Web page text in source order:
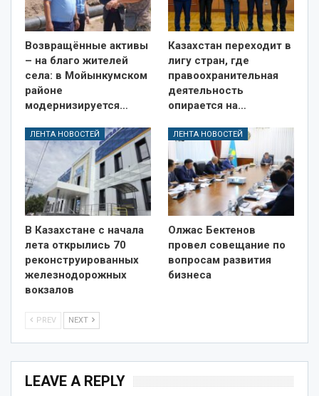
Возвращённые активы
– на благо жителей
села: в Мойынкумском
районе
модернизируется…
Казахстан переходит в
лигу стран, где
правоохранительная
деятельность
опирается на…
ЛЕНТА НОВОСТЕЙ
В Казахстане с начала
лета открылись 70
реконструированных
железнодорожных
вокзалов
ЛЕНТА НОВОСТЕЙ
Олжас Бектенов
провел совещание по
вопросам развития
бизнеса
PREV NEXT
LEAVE A REPLY